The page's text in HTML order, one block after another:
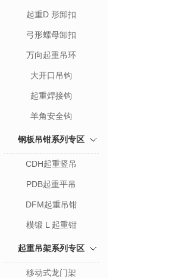
起重D 形卸扣
弓形螺母卸扣
万向起重吊环
大开口吊钩
起重焊接钩
羊角安全钩
钢板吊钳系列专区
CDH起重竖吊
PDB起重平吊
DFM起重吊钳
模锻 L 起重钳
起重吊架系列专区
移动式龙门架